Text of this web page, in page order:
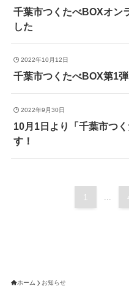
千葉市つくたべBOXオン
した
2022年10月12日
千葉市つくたべBOX第1
2022年9月30日
10月1日より「千葉市つ
す！
1
ホーム お知らせ